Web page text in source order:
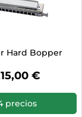
Hard Bopper
€
precios